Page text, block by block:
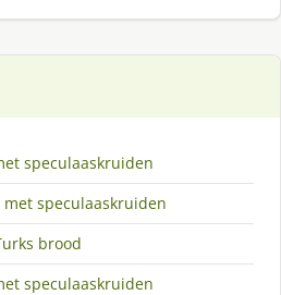
speculaaskruiden
speculaaskruiden
brood
speculaaskruiden